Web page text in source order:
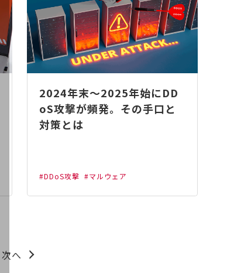
2024年末～2025年始にDD
oS攻撃が頻発。その手口と
対策とは
#DDoS攻撃 #マルウェア
次へ